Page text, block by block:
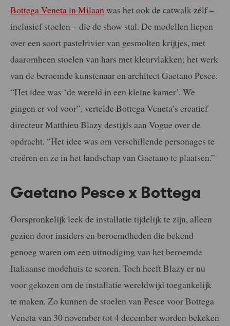
Bottega Veneta in Milaan was het ook de catwalk zélf –
inclusief stoelen – die de show stal. De modellen liepen
over een soort pastelrivier van gesmolten krijtjes, met
daaromheen stoelen van hars met kleurvlakken; het werk
van de beroemde kunstenaar en architect Gaetano Pesce.
“Het idee was ‘de wereld in een kleine kamer’. We
gingen er vol voor”, vertelde Bottega Veneta’s creatief
directeur Matthieu Blazy destijds aan Vogue over de
opdracht. “Het idee was om verschillende personages te
creëren en ze in het landschap van Gaetano te plaatsen.”
Gaetano Pesce x Bottega
Oorspronkelijk leek de installatie tijdelijk te zijn, alleen
gezien door insiders en beroemdheden die bekend
genoeg waren om een uitnodiging van het beroemde
Italiaanse modehuis te scoren. Toch heeft Blazy er nu
voor gekozen om de installatie wereldwijd toegankelijk
te maken. Zo kunnen de stoelen van Pesce voor Bottega
Veneta van 30 november tot 4 december worden bekeken